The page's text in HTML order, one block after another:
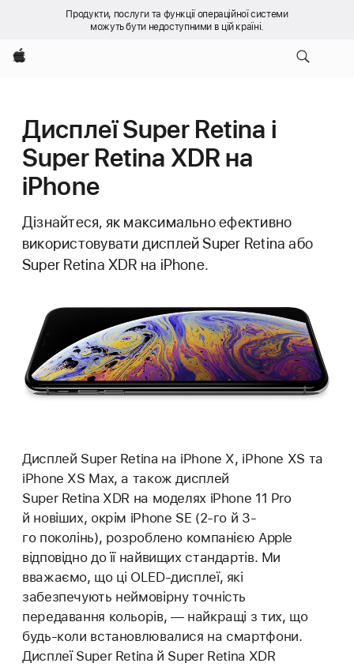
Продукти, послуги та функції операційної системи
можуть бути недоступними в цій країні.
Apple
Дисплеї Super Retina і
Super Retina XDR на
iPhone
Дізнайтеся, як максимально ефективно
використовувати дисплей Super Retina або
Super Retina XDR на iPhone.
Дисплей Super Retina на iPhone X, iPhone XS та
iPhone XS Max, а також дисплей
Super Retina XDR на моделях iPhone 11 Pro
й новіших, окрім iPhone SE (2-го й 3-
го поколінь), розроблено компанією Apple
відповідно до її найвищих стандартів. Ми
вважаємо, що ці OLED-дисплеї, які
забезпечують неймовірну точність
передавання кольорів, — найкращі з тих, що
будь-коли встановлювалися на смартфони.
Дисплеї Super Retina й Super Retina XDR